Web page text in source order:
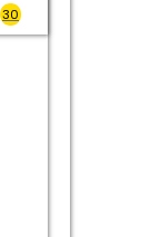
30